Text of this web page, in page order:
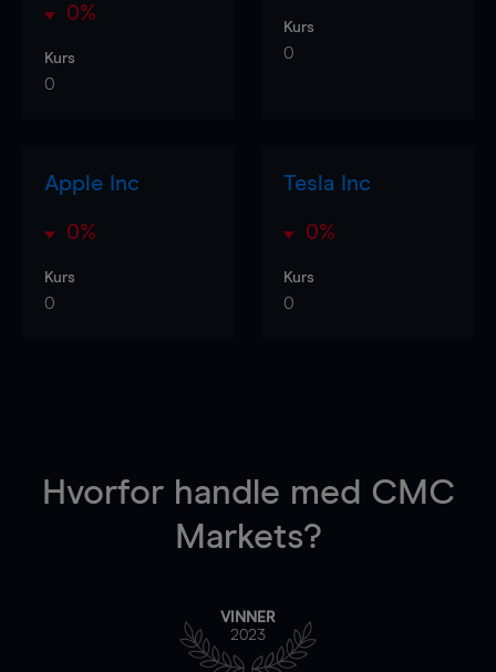
0%
Kurs
0
Kurs
0
Apple Inc
0%
Kurs
0
Tesla Inc
0%
Kurs
0
Hvorfor handle med CMC
Markets?
VINNER
2023